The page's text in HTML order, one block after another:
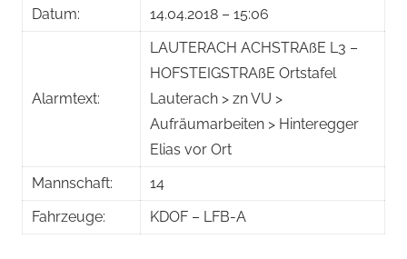
Datum:
14.04.2018 – 15:06
Alarmtext:
LAUTERACH ACHSTRAßE L3 –
HOFSTEIGSTRAßE Ortstafel
Lauterach > zn VU >
Aufräumarbeiten > Hinteregger
Elias vor Ort
Mannschaft:
14
Fahrzeuge:
KDOF – LFB-A